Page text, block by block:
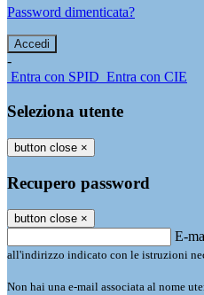
Password dimenticata?
-
Entra con SPID Entra con CIE
Seleziona utente
button close ×
Recupero password
button close ×
E-
all'indirizzo indicato con le istruzioni
Non hai una e-mail associata al nome